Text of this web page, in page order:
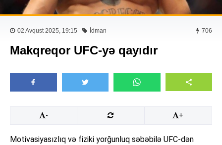
02 Avqust 2025, 19:15 İdman 706
Makqreqor UFC-yə qayıdır
- +
Motivasiyasızlıq və fiziki yorğunluq səbəbilə UFC-dən